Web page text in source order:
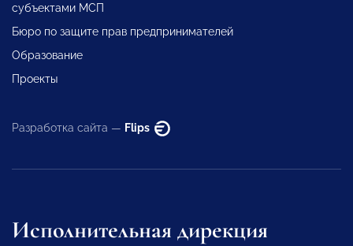
субъектами МСП
Бюро по защите прав предпринимателей
Образование
Проекты
Разработка сайта — Flips
Исполнительная дирекция